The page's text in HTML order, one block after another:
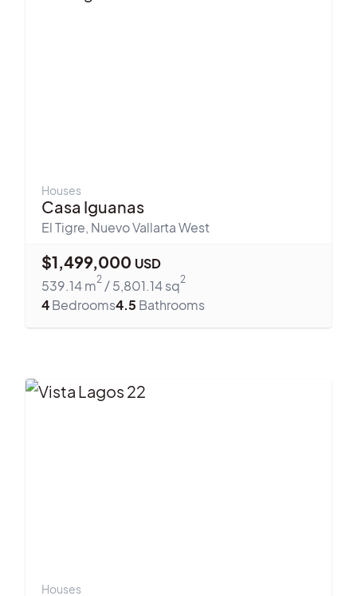
Houses
Casa Iguanas
El Tigre ,Nuevo Vallarta West
$1,499,000 USD
539.14
2 / 5,801.14 2
4 Bedrooms 4.5 Bathrooms
Houses